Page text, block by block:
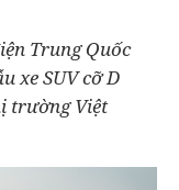
Trung Quốc
xe SUV cỡ D
trường Việt